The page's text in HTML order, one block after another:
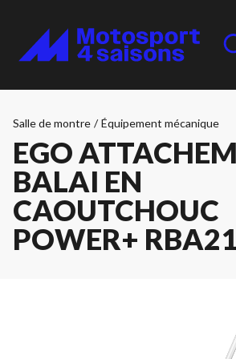
Salle de montre / Équipement mécanique
EGO
BALAI EN
CAOUTCHOUC
POWER+